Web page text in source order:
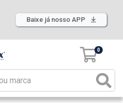
Baixe já nosso APP
0